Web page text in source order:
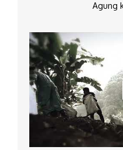
Agung